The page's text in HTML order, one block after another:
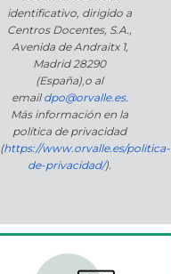
identificativo, dirigido a
Centros Docentes, S.A.,
Avenida de Andraitx 1,
Madrid 28290
(España),o al
emaildpo@orvalle.es.
Más información en la
política de privacidad
(https://www.orvalle.es/politica-
de-privacidad/).